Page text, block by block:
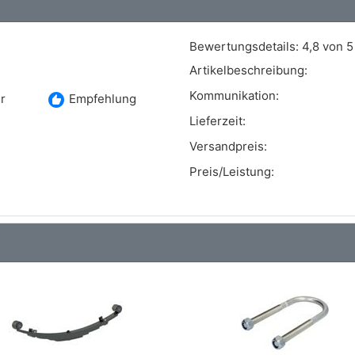
Art.-Nr.: 759193
recommend Empfehlung
Bewertungsdetails: 4,8 von 5
Artikelbeschreibung:
Kommunikation:
Lieferzeit:
Versandpreis:
Preis/Leistung: